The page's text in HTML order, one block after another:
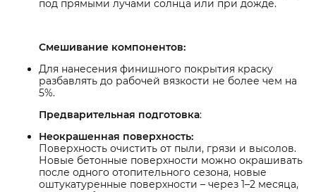
под прямыми лучами солнца или при дожде.
Смешивание компонентов:
Для нанесения финишного покрытия краску
разбавлять до рабочей вязкости не более чем на
5%.
Предварительная подготовка:
Неокрашенная поверхность:
Поверхность очистить от пыли, грязи и высолов.
Новые бетонные поверхности можно окрашивать
после одного отопительного сезона, новые
оштукатуренные поверхности – через 1–2 месяца,